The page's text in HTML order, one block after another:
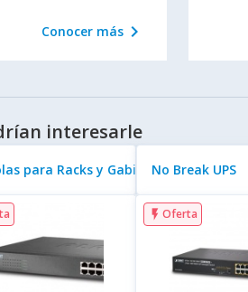
Conocer máschevron_right
interesarle
para Racks y GabinetesNo Break UPS
Oferta
flash_on